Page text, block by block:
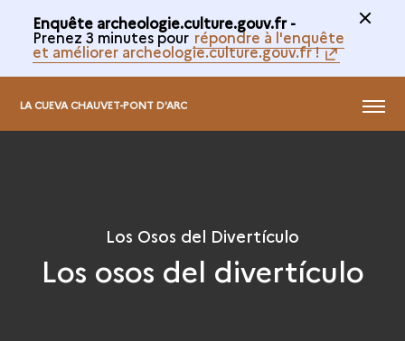
Enquête archeologie.culture.gouv.fr -
Prenez 3 minutes pour répondre à l'enquête
et améliorer archeologie.culture.gouv.fr !
LA CUEVA CHAUVET-PONT D'ARC MENÚ
Los Osos del Divertículo
Los osos del divertículo